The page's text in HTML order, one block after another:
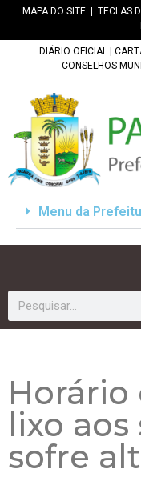
MAPA DO SITE TECLAS
DIÁRIO OFICIAL
CONSELHOS
Menu da
Horário
lixo aos
sofre